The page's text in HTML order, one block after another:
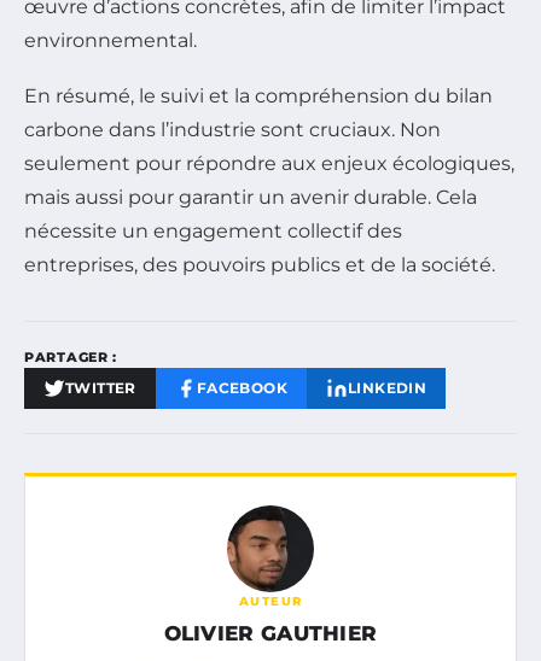
œuvre d’actions concrètes, afin de limiter l’impact
environnemental.
En résumé, le suivi et la compréhension du bilan
carbone dans l’industrie sont cruciaux. Non
seulement pour répondre aux enjeux écologiques,
mais aussi pour garantir un avenir durable. Cela
nécessite un engagement collectif des
entreprises, des pouvoirs publics et de la société.
PARTAGER :
TWITTER FACEBOOK LINKEDIN
AUTEUR
OLIVIER GAUTHIER